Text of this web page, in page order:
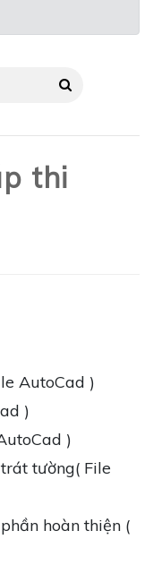
thi
AutoCad )
)
)
tường( File
hoàn thiện (